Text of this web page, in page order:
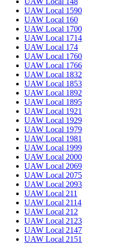
UAW Local 1590
UAW Local 160
UAW Local 1700
UAW Local 1714
UAW Local 174
UAW Local 1760
UAW Local 1766
UAW Local 1832
UAW Local 1853
UAW Local 1892
UAW Local 1895
UAW Local 1921
UAW Local 1929
UAW Local 1979
UAW Local 1981
UAW Local 1999
UAW Local 2000
UAW Local 2069
UAW Local 2075
UAW Local 2093
UAW Local 211
UAW Local 2114
UAW Local 212
UAW Local 2123
UAW Local 2147
UAW Local 2151